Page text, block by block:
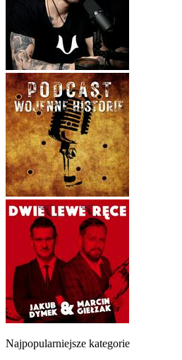
Najpopularniejsze kategorie